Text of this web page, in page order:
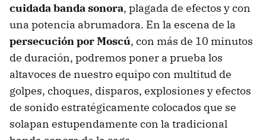
cuidada banda sonora, plagada de efectos y con
una potencia abrumadora. En la escena de la
persecución por Moscú, con más de 10 minutos
de duración, podremos poner a prueba los
altavoces de nuestro equipo con multitud de
golpes, choques, disparos, explosiones y efectos
de sonido estratégicamente colocados que se
solapan estupendamente con la tradicional